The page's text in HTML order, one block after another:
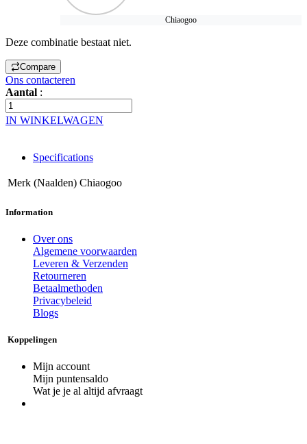
Chiaogoo
Deze combinatie bestaat niet.
Compare
Ons contacteren
Aantal :
IN WINKELWAGEN
Specifications
Merk (Naalden) Chiaogoo
Information
Over ons
Algemene voorwaarden
Leveren & Verzenden
Retourneren
Betaalmethoden
Privacybeleid
Blogs
Koppelingen
Mijn account
Mijn puntensaldo
Wat je je al altijd afvraagt